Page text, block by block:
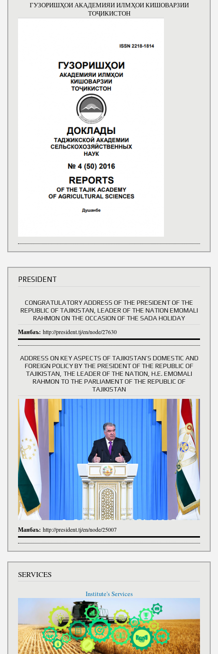
ГУЗОРИШҲОИ АКАДЕМИЯИ ИЛМҲОИ КИШОВАРЗИИ
ТОҶИКИСТОН
PRESIDENT
CONGRATULATORY ADDRESS OF THE PRESIDENT OF THE
REPUBLIC OF TAJIKISTAN, LEADER OF THE NATION EMOMALI
RAHMON ON THE OCCASION OF THE SADA HOLIDAY
Манбаъ: http://president.tj/en/node/27630
ADDRESS ON KEY ASPECTS OF TAJIKISTAN’S DOMESTIC AND
FOREIGN POLICY BY THE PRESIDENT OF THE REPUBLIC OF
TAJIKISTAN, THE LEADER OF THE NATION, H.E. EMOMALI
RAHMON TO THE PARLIAMENT OF THE REPUBLIC OF
TAJIKISTAN
Манбаъ: http://president.tj/en/node/25007
SERVICES
Institute's Services